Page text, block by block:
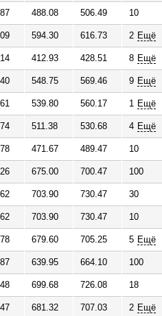
488.08 506.49 10
594.30 616.73 2 Ещё
412.93 428.51 8 Ещё
548.75 569.46 9 Ещё
539.80 560.17 1 Ещё
511.38 530.68 4 Ещё
471.67 489.47 10
675.00 700.47 100
703.90 730.47 30
703.90 730.47 10
679.60 705.25 5 Ещё
639.95 664.10 100
699.68 726.08 18
681.32 707.03 2 Ещё